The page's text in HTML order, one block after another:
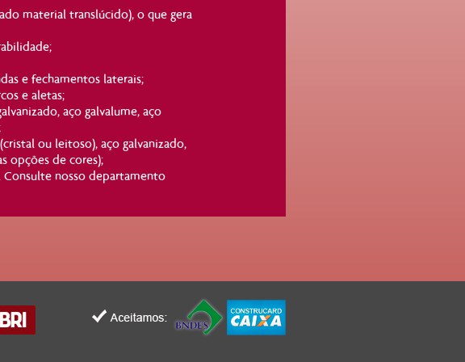
material translúcido), o que gera
e fechamentos laterais;
e aletas;
aço galvalume, aço
ou leitoso), aço galvanizado,
opções de cores);
Consulte nosso departamento